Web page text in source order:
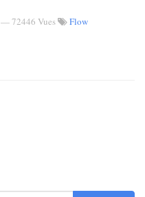
— 72446 Vues
Flow